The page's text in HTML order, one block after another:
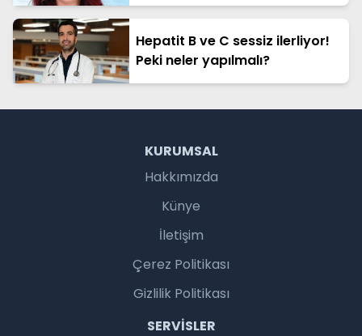
Hepatit B ve C sessiz ilerliyor!
Peki neler yapılmalı?
KURUMSAL
Hakkımızda
Künye
İletişim
Çerez Politikası
Gizlilik Politikası
SERVISLER